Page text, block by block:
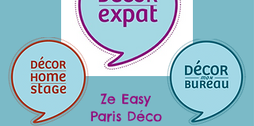
Ze Easy
Paris Déco